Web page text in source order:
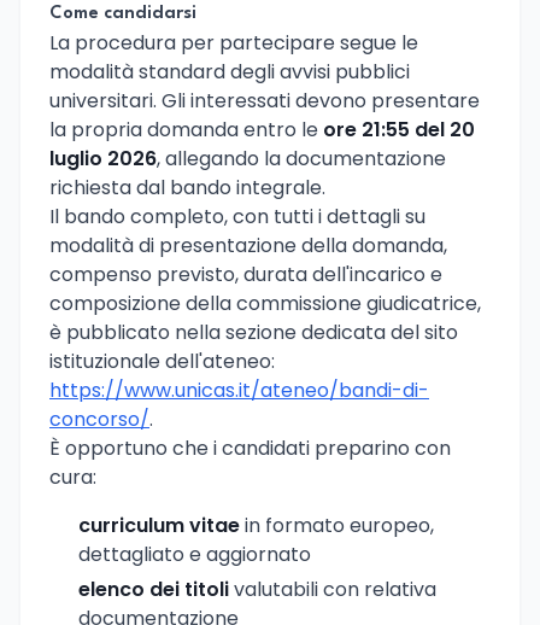
Come candidarsi
La procedura per partecipare segue le
modalità standard degli avvisi pubblici
universitari. Gli interessati devono presentare
la propria domanda entro le ore 21:55 del 20
luglio 2026, allegando la documentazione
richiesta dal bando integrale.
Il bando completo, con tutti i dettagli su
modalità di presentazione della domanda,
compenso previsto, durata dell'incarico e
composizione della commissione giudicatrice,
è pubblicato nella sezione dedicata del sito
istituzionale dell'ateneo:
https://www.unicas.it/ateneo/bandi-di-
concorso/.
È opportuno che i candidati preparino con
cura:
curriculum vitaein formato europeo,
dettagliato e aggiornato
elenco dei titolivalutabili con relativa
documentazione